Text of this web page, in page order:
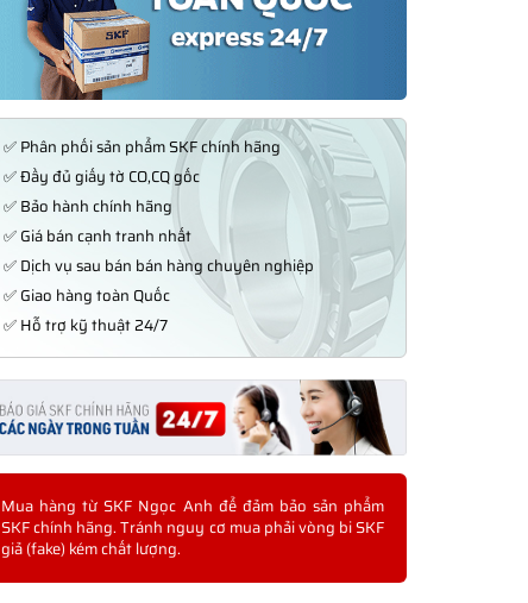
✅ Phân phối sản phẩm SKF chính hãng
✅ Đầy đủ giấy tờ CO,CQ gốc
✅ Bảo hành chính hãng
✅ Giá bán cạnh tranh nhất
✅ Dịch vụ sau bán bán hàng chuyên nghiệp
✅ Giao hàng toàn Quốc
✅ Hỗ trợ kỹ thuật 24/7
Mua hàng từ SKF Ngọc Anh để đảm bảo sản phẩm
SKF chính hãng. Tránh nguy cơ mua phải vòng bi SKF
giả (fake) kém chất lượng.